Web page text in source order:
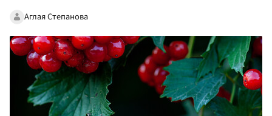
Аглая Степанова